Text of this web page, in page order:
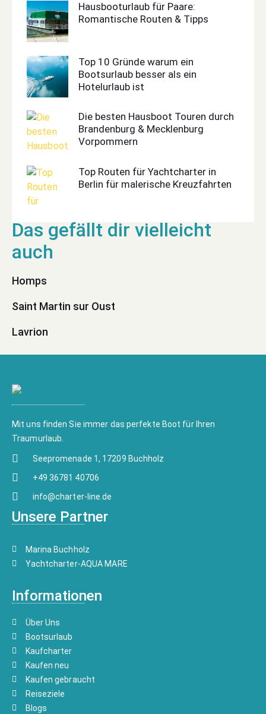
Hausbooturlaub für Paare:
Romantische Routen & Tipps
Top 10 Gründe warum ein
Bootsurlaub besser als ein
Hotelurlaub ist
Die besten Hausboot Touren durch
Brandenburg & Mecklenburg
Vorpommern
Top Routen für Yachtcharter in
Berlin für malerische Kreuzfahrten
Homps
Saint Martin sur Oust
Lavrion
Mit uns finden Sie immer das perfekte Boot für Ihren
Traumurlaub.
Seepromenade 1, 17209 Buchholz
+49 36781 40706
info@charter-line.de
Unsere Partner
Marina Buchholz
Yachtcharter-AQUA MARE
Informationen
Über Uns
Bootsurlaub
Kaufcharter
Kaufen neu
Kaufen gebraucht
Reiseziele
Blogs